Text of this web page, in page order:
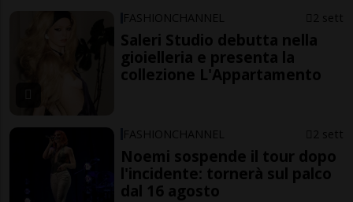
FASHIONCHANNEL 2 sett
Saleri Studio debutta nella
gioielleria e presenta la
collezione L'Appartamento
FASHIONCHANNEL 2 sett
Noemi sospende il tour dopo
l'incidente: tornerà sul palco
dal 16 agosto